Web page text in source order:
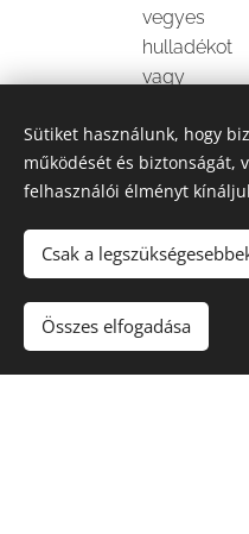
vegyes
hulladékot
vagy
szeretnél
elszállíttatni,
és segítünk
megfelelő
méret
kiválasztásá
ban.
💡Ha biztosan tudod,
Sütiket használunk, hogy
működését és biztonságát,
felhasználói élményt
Csak a
Összes elfogadása